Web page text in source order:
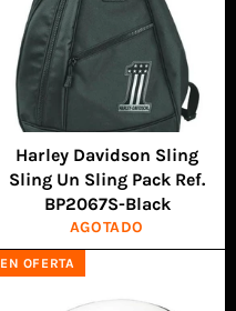
Harley Davidson Sling
Sling Un Sling Pack Ref.
BP2067S-Black
AGOTADO
EN OFERTA